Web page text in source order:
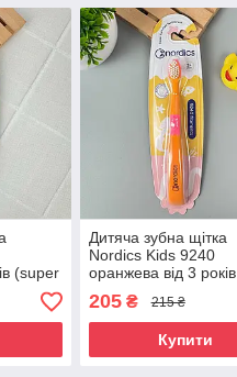
(super
Дитяча зубна щітка
Nordics Kids 9240
оранжева від 3 років
(super soft), 1 шт
205₴ 215 ₴
Купити